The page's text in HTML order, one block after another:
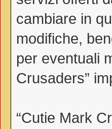
cambiare in
modifiche,
per eventuali
Crusaders”
“Cutie Mark